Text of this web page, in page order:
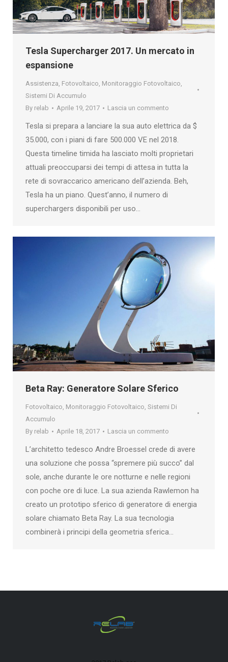
Tesla Supercharger 2017. Un mercato in
espansione
Assistenza, Fotovoltaico, Monitoraggio Fotovoltaico,
Sistemi Di Accumulo
By relab Aprile 19, 2017 Lascia un commento
Tesla si prepara a lanciare la sua auto elettrica da $
35.000, con i piani di fare 500.000 VE nel 2018.
Questa timeline timida ha lasciato molti proprietari
attuali preoccuparsi dei tempi di attesa in tutta la
rete di sovraccarico americano dell’azienda. Beh,
Tesla ha un piano. Quest’anno, il numero di
superchargers disponibili per uso…
Beta Ray: Generatore Solare Sferico
Fotovoltaico, Monitoraggio Fotovoltaico, Sistemi Di
Accumulo
By relab Aprile 18, 2017 Lascia un commento
L’architetto tedesco Andre Broessel crede di avere
una soluzione che possa “spremere più succo” dal
sole, anche durante le ore notturne e nelle regioni
con poche ore di luce. La sua azienda Rawlemon ha
creato un prototipo sferico di generatore di energia
solare chiamato Beta Ray. La sua tecnologia
combinerà i principi della geometria sferica…